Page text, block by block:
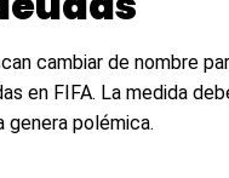
cambiar de nombre
en FIFA. La medida
genera polémica.